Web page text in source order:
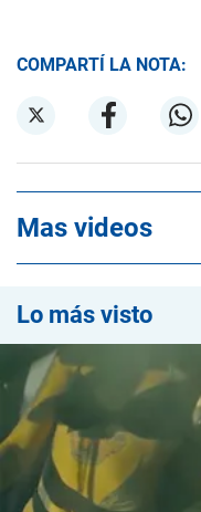
COMPARTÍ LA NOTA:
Mas videos
Lo más visto